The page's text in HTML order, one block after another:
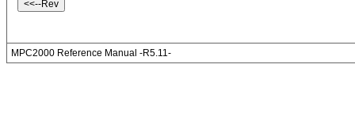
MPC2000 Reference Manual -R5.11-